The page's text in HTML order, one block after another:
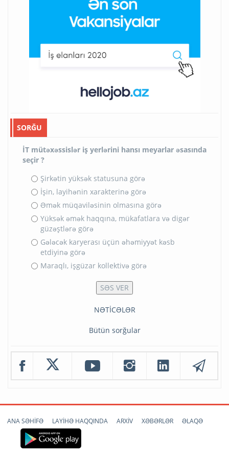
SORĞU
İT mütəxəssislər iş yerlərini hansı meyarlar əsasında
seçir ?
Şirkətin yüksək statusuna görə
İşin, layihənin xarakterinə görə
Əmək müqaviləsinin olmasına görə
Yüksək əmək haqqına, mükafatlara və digər
güzəştlərə görə
Gələcək karyerası üçün əhəmiyyət kəsb
etdiyinə görə
Maraqlı, işgüzar kollektivə görə
NƏTİCƏLƏR
Bütün sorğular
ANA SƏHİFƏ LAYİHƏ HAQQINDA ARXİV XƏBƏRLƏR ƏLAQƏ